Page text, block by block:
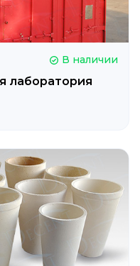
В наличии
лаборатория